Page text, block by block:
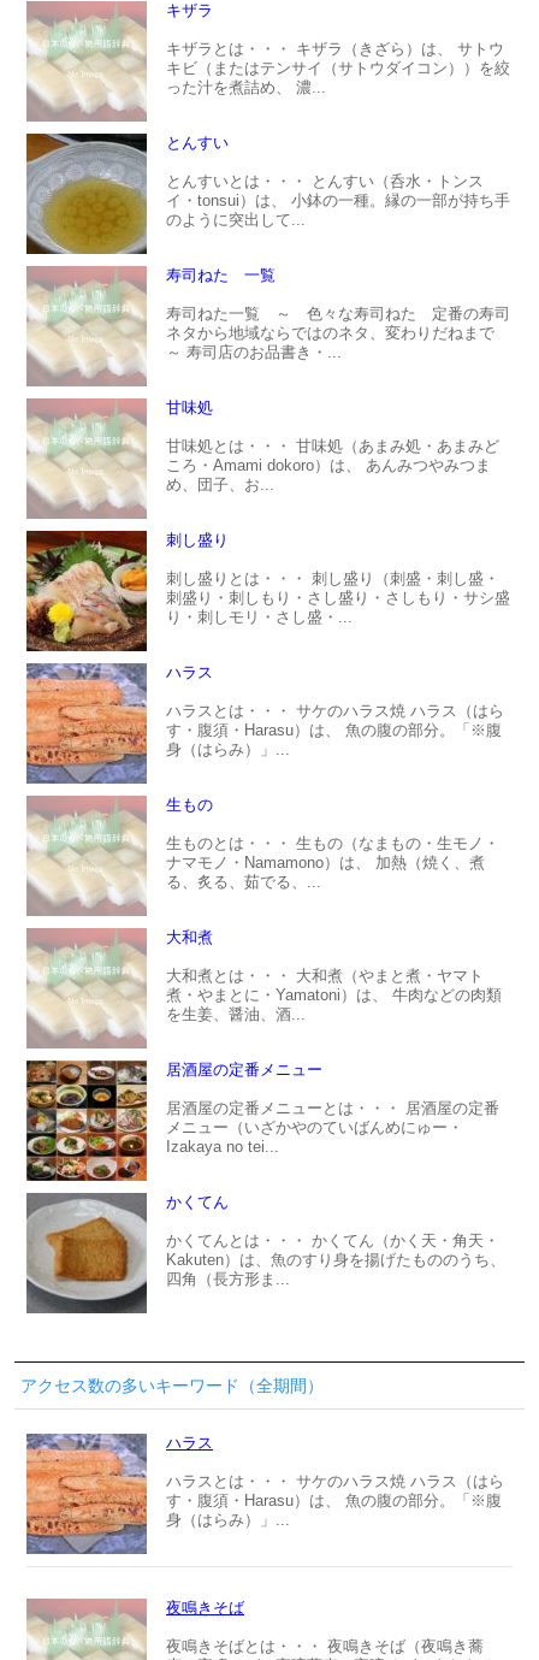
キザラ
キザラとは・・・ キザラ（きざら）は、 サトウ
キビ（またはテンサイ（サトウダイコン））を絞
った汁を煮詰め、 濃...
とんすい
とんすいとは・・・ とんすい（呑水・トンス
イ・tonsui）は、 小鉢の一種。縁の一部が持ち手
のように突出して...
寿司ねた 一覧
寿司ねた一覧 ～ 色々な寿司ねた 定番の寿司
ネタから地域ならではのネタ、変わりだねまで
～ 寿司店のお品書き・...
甘味処
甘味処とは・・・ 甘味処（あまみ処・あまみど
ころ・Amami dokoro）は、 あんみつやみつま
め、団子、お...
刺し盛り
刺し盛りとは・・・ 刺し盛り（刺盛・刺し盛・
刺盛り・刺しもり・さし盛り・さしもり・サシ盛
り・刺しモリ・さし盛・...
ハラス
ハラスとは・・・ サケのハラス焼 ハラス（はら
す・腹須・Harasu）は、 魚の腹の部分。「※腹
身（はらみ）」...
生もの
生ものとは・・・ 生もの（なまもの・生モノ・
ナマモノ・Namamono）は、 加熱（焼く、煮
る、炙る、茹でる、...
大和煮
大和煮とは・・・ 大和煮（やまと煮・ヤマト
煮・やまとに・Yamatoni）は、 牛肉などの肉類
を生姜、醤油、酒...
居酒屋の定番メニュー
居酒屋の定番メニューとは・・・ 居酒屋の定番
メニュー（いざかやのていばんめにゅー・
Izakaya no tei...
かくてん
かくてんとは・・・ かくてん（かく天・角天・
Kakuten）は、魚のすり身を揚げたもののうち、
四角（長方形ま...
アクセス数の多いキーワード（全期間）
ハラス
ハラスとは・・・ サケのハラス焼 ハラス（はら
す・腹須・Harasu）は、 魚の腹の部分。「※腹
身（はらみ）」...
夜鳴きそば
夜鳴きそばとは・・・ 夜鳴きそば（夜鳴き蕎